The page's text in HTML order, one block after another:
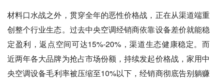
材料口水战之外，贯穿全年的恶性价格战，正在从渠道端重
创整个行业生态。过去中央空调经销商依靠设备差价就能稳
定盈利，返点空间可达15%-20%，渠道生态健康稳定。而
近两年各大品牌为抢占市场份额，持续发起价格战，家用中
央空调设备毛利率被压缩至10%以下，经销商彻底告别躺赚